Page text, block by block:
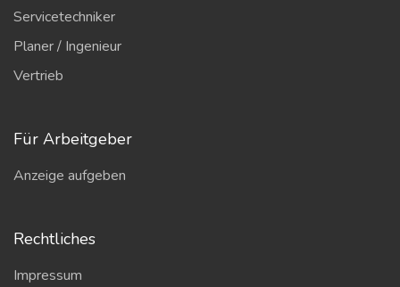
Servicetechniker
Planer / Ingenieur
Vertrieb
Für Arbeitgeber
Anzeige aufgeben
Rechtliches
Impressum